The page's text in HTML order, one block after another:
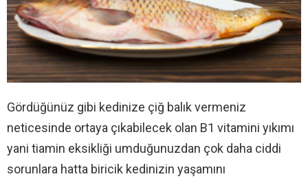
Gördüğünüz gibi kedinize çiğ balık vermeniz
neticesinde ortaya çıkabilecek olan B1 vitamini yıkımı
yani tiamin eksikliği umduğunuzdan çok daha ciddi
sorunlara hatta biricik kedinizin yaşamını